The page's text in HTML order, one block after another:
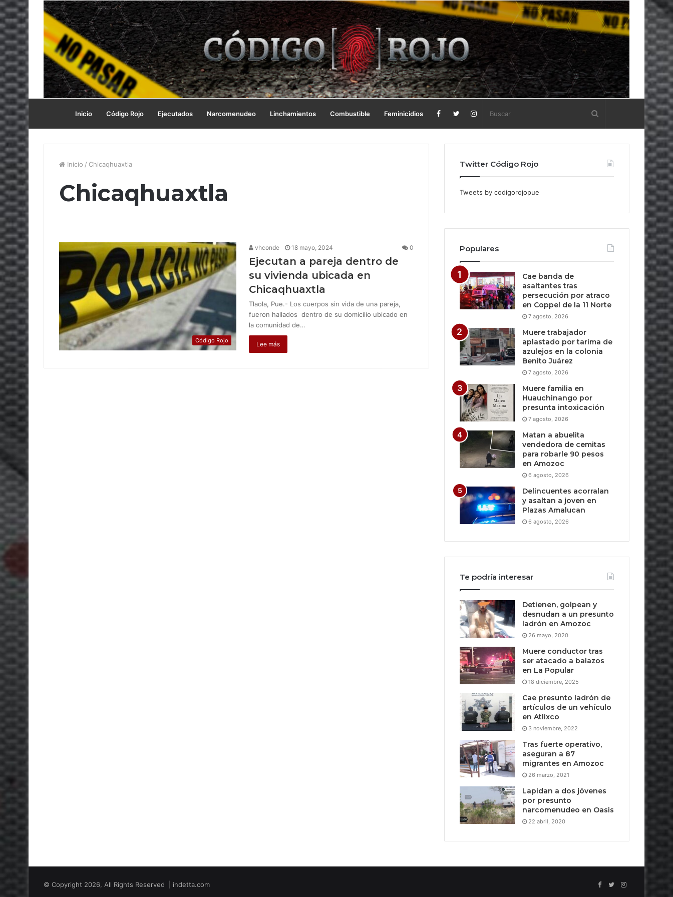
Inicio Código Rojo Ejecutados Narcomenudeo Linchamientos Combustible Feminicidios
Inicio / Chicaqhuaxtla
Chicaqhuaxtla
Código Rojo
vhconde 18 mayo, 2024 0
Ejecutan a pareja dentro de
su vivienda ubicada en
Chicaqhuaxtla
Tlaola, Pue.- Los cuerpos sin vida de una pareja,
fueron hallados dentro de su domicilio ubicado en
la comunidad de…
Lee más
Twitter Código Rojo
Tweets by codigorojopue
Populares
Cae banda de
asaltantes tras
persecución por atraco
en Coppel de la 11 Norte
7 agosto, 2026
Muere trabajador
aplastado por tarima de
azulejos en la colonia
Benito Juárez
7 agosto, 2026
Muere familia en
Huauchinango por
presunta intoxicación
7 agosto, 2026
Matan a abuelita
vendedora de cemitas
para robarle 90 pesos
en Amozoc
6 agosto, 2026
Delincuentes acorralan
y asaltan a joven en
Plazas Amalucan
6 agosto, 2026
Te podría interesar
Detienen, golpean y
desnudan a un presunto
ladrón en Amozoc
26 mayo, 2020
Muere conductor tras
ser atacado a balazos
en La Popular
18 diciembre, 2025
Cae presunto ladrón de
artículos de un vehículo
en Atlixco
3 noviembre, 2022
Tras fuerte operativo,
aseguran a 87
migrantes en Amozoc
26 marzo, 2021
Lapidan a dos jóvenes
por presunto
narcomenudeo en Oasis
22 abril, 2020
© Copyright 2026, All Rights Reserved | indetta.com